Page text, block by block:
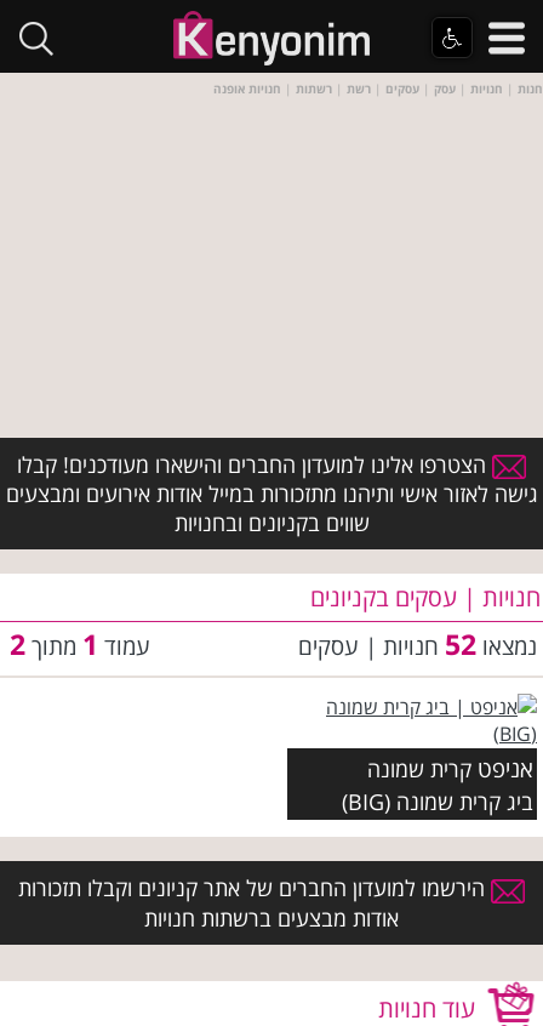
חנות | חנויות | עסק | עסקים | רשת | רשתות | חנויות אופנה
הצטרפו אלינו למועדון החברים והישארו מעודכנים! קבלו
גישה לאזור אישי ותיהנו מתזכורות במייל אודות אירועים ומבצעים
שווים בקניונים ובחנויות
חנויות | עסקים בקניונים
עמוד 1 מתוך2 נמצאו 52 חנויות | עסקים
אניפט קרית שמונה
ביג קרית שמונה (BIG)
הירשמו למועדון החברים של אתר קניונים וקבלו תזכורות
אודות מבצעים ברשתות חנויות
עוד חנויות